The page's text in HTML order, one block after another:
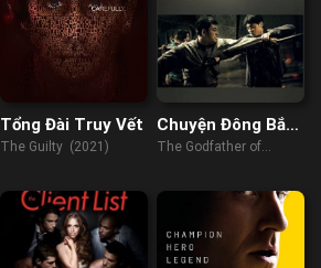
Tổng Đài Truy Vết
The Guilty (2021)
Chuyện Đông Bắc:
Tôi Tên Triệu
The Godfather of